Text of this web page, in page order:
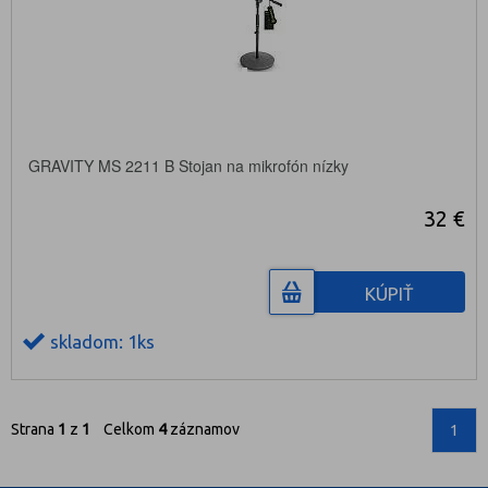
GRAVITY MS 2211 B Stojan na mikrofón nízky
32 €
KÚPIŤ
skladom: 1ks
Strana 1 z 1 Celkom 4záznamov 1